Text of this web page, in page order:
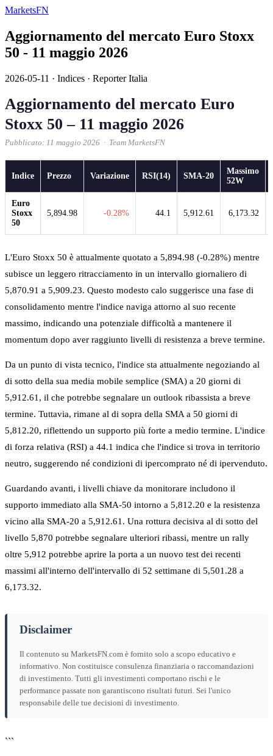
MarketsFN
Aggiornamento del mercato Euro Stoxx
50 - 11 maggio 2026
2026-05-11 · Indices · Reporter Italia
Aggiornamento del mercato Euro
Stoxx 50 – 11 maggio 2026
Pubblicato: 11 maggio 2026 · Team MarketsFN
Indice Prezzo Variazione RSI(14) SMA-20
Massimo
52W
Euro
Stoxx
50
5,894.98 -0.28% 44.1 5,912.61 6,173.32
L'Euro Stoxx 50 è attualmente quotato a 5,894.98 (-0.28%) mentre
subisce un leggero ritracciamento in un intervallo giornaliero di
5,870.91 a 5,909.23. Questo modesto calo suggerisce una fase di
consolidamento mentre l'indice naviga attorno al suo recente
massimo, indicando una potenziale difficoltà a mantenere il
momentum dopo aver raggiunto livelli di resistenza a breve termine.
Da un punto di vista tecnico, l'indice sta attualmente negoziando al
di sotto della sua media mobile semplice (SMA) a 20 giorni di
5,912.61, il che potrebbe segnalare un outlook ribassista a breve
termine. Tuttavia, rimane al di sopra della SMA a 50 giorni di
5,812.20, riflettendo un supporto più forte a medio termine. L'indice
di forza relativa (RSI) a 44.1 indica che l'indice si trova in territorio
neutro, suggerendo né condizioni di ipercomprato né di ipervenduto.
Guardando avanti, i livelli chiave da monitorare includono il
supporto immediato alla SMA-50 intorno a 5,812.20 e la resistenza
vicino alla SMA-20 a 5,912.61. Una rottura decisiva al di sotto del
livello 5,870 potrebbe segnalare ulteriori ribassi, mentre un rally
oltre 5,912 potrebbe aprire la porta a un nuovo test dei recenti
massimi all'interno dell'intervallo di 52 settimane di 5,501.28 a
6,173.32.
Disclaimer
Il contenuto su MarketsFN.com è fornito solo a scopo educativo e
informativo. Non costituisce consulenza finanziaria o raccomandazioni
di investimento. Tutti gli investimenti comportano rischi e le
performance passate non garantiscono risultati futuri. Sei l'unico
responsabile delle tue decisioni di investimento.
```